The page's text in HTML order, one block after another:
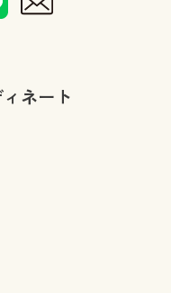
ネート